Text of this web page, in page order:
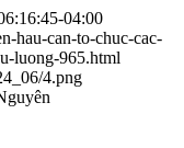
04:00
hau-can-to-chuc-cac-
luong-965.html
4.png